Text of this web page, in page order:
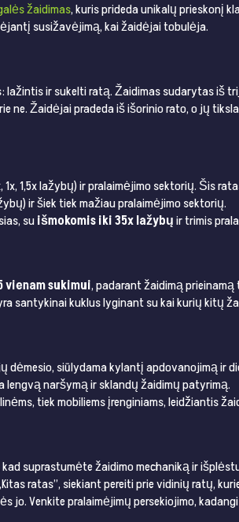
žaidimas, kuris prideda unikalų prieskonį
susižavėjimą, kai žaidėjai tobulėja.
ir sukelti ratą. Žaidimas sudarytas iš
Žaidėjai pradeda iš išorinio rato, o jų
1,5x lažybų) ir pralaimėjimo sektorių. Šis
ir šiek tiek mažiau pralaimėjimo sektorių.
suišmokomis iki 35x lažybųir trimis
vienam sukimui, padarant žaidimą
santykinai kuklus lyginant su kai kurių kitų
dėmesio, siūlydama kylantį apdovanojimą ir
naršymą ir sklandų žaidimų patyrimą.
tiek mobiliems įrenginiams, leidžiantis
suprastumėte žaidimo mechaniką ir
ratas”, siekiant pereiti prie vidinių ratų,
jo. Venkite pralaimėjimų persekiojimo,